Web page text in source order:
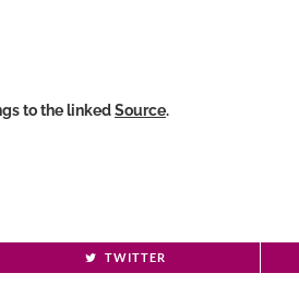
to the linkedSource.
TWITTER